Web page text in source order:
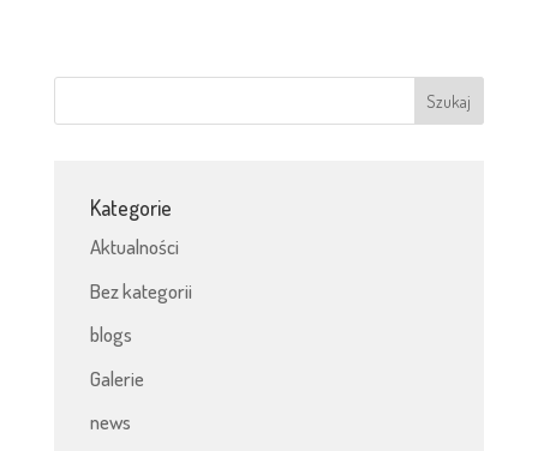
Kategorie
Aktualności
Bez kategorii
blogs
Galerie
news